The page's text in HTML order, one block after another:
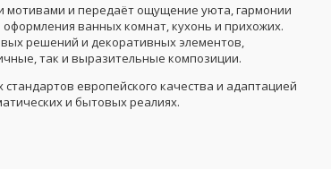
мотивами и передаёт ощущение уюта, гармонии
ванных комнат, кухонь и прихожих.
решений и декоративных элементов,
так и выразительные композиции.
европейского качества и адаптацией
и бытовых реалиях.